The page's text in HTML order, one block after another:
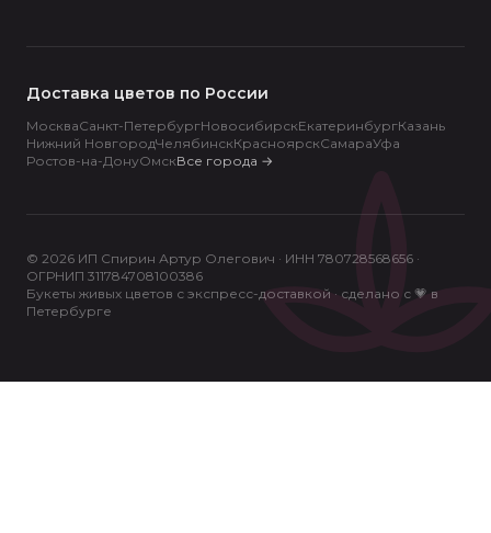
Доставка цветов по России
МоскваСанкт-ПетербургНовосибирскЕкатеринбургКазань
Нижний НовгородЧелябинскКрасноярскСамараУфа
Ростов-на-ДонуОмскВсе города →
© 2026 ИП Спирин Артур Олегович · ИНН 780728568656 ·
ОГРНИП 311784708100386
Букеты живых цветов с экспресс-доставкой · сделано с 💗 в
Петербурге